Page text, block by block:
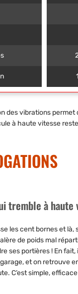
vibrations permet
à haute vitesse
tremble à haute
les cent bornes et
de poids mal
ses portières ! En
et on retrouve
C’est simple,